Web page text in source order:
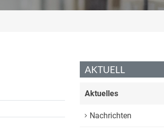
AKTUELL
Aktuelles
Nachrichten